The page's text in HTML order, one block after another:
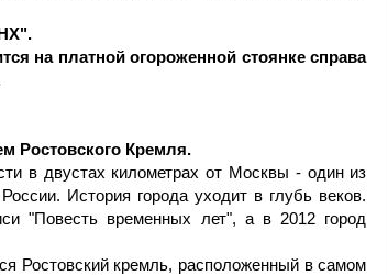
на платной огороженной стоянке справа
Ростовского Кремля.
в двустах километрах от Москвы - один из
История города уходит в глубь веков.
"Повесть временных лет", а в 2012 город
Ростовский кремль, расположенный в самом